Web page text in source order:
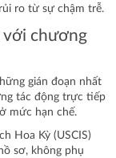
ro từ sự chậm trễ.
với chương
gián đoạn nhất
tác động trực tiếp
mức hạn chế.
Hoa Kỳ (USCIS)
sơ, không phụ